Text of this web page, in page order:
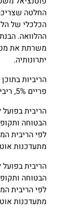
החלטה
הכלכלי של
ההלוואה.
משרתת את
יתרונותיה.
הריביות
פריים 5%, ריבית בנק ישראל 3.5%, נכון לאוגוסט 2026.
הריבית
הבטוחה
לפי הריבית
מתעדכנות
הריבית
הבטוחה
לפי הריבית
מתעדכנות